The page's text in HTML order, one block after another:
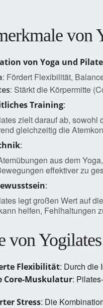
von
von Yoga und
: Fördert Flexibilität,
: Stärkt die Körpermitte
Training:
zielt darauf ab, sowohl
gleichzeitig die
:
aus dem
effektiver zu
:
legt großen Wert auf die
helfen, Fehlhaltungen
von Yogilates
Flexibilität: Durch die
Core-Muskulatur:
Stress: Die